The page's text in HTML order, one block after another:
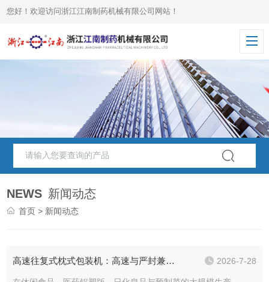
您好！欢迎访问浙江江南制药机械有限公司网站！
NEWS 新闻动态
首页 > 新闻动态
高速往复式枕式包装机：高速与严封兼得的“智能裹包中枢” 2026-7-28